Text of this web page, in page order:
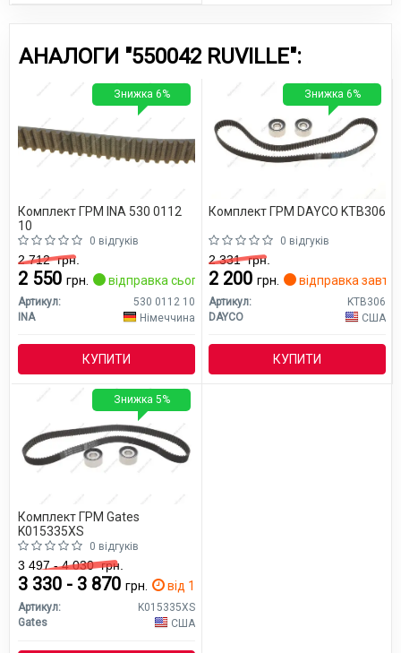
АНАЛОГИ "550042 RUVILLE":
Комплект ГРМ INA 530 0112
10
0 відгуків
2 712грн.
2 550 грн. відправка сьогодні
Артикул:
530 0112 10
INA
Німеччина
КУПИТИ
Знижка 6%
Комплект ГРМ DAYCO KTB306
0 відгуків
2 331грн.
2 200 грн. відправка
Артикул:
KTB306
DAYCO
США
КУПИТИ
Знижка 6%
Комплект ГРМ Gates
K015335XS
0 відгуків
3 497 - 4 030грн.
3 330 - 3 870 грн. від 1 дн.
Артикул:
K015335XS
Gates
США
Знижка 5%